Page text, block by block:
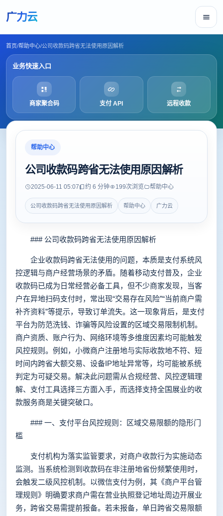
广力云
首页/帮助中心/公司收款码跨省无法使用原因解析
业务快速入口
商家聚合码 支付 API 远程收款
帮助中心
公司收款码跨省无法使用原因解析
2025-06-11 05:07 约 6 分钟 199次浏览 帮助中心
公司收款码跨省无法使用原因解析 帮助中心 广力云
### 公司收款码跨省无法使用原因解析
企业收款码跨省无法使用的问题，本质是支付系统风
控逻辑与商户经营场景的矛盾。随着移动支付普及，企业
收款码已成为日常经营必备工具，但不少商家发现，当客
户在异地扫码支付时，常出现“交易存在风险”“当前商户需
补齐资料”等提示，导致订单流失。这一现象背后，是支付
平台为防范洗钱、诈骗等风险设置的区域交易限制机制。
商户资质、账户行为、网络环境等多维度因素均可能触发
风控规则。例如，小微商户注册地与实际收款地不符、短
时间内跨省大额交易、设备IP地址异常等，均可能被系统
判定为可疑交易。解决此问题需从合规经营、风控逻辑理
解、支付工具选择三方面入手，而选择支持全国展业的收
款服务商是关键突破口。
### 一、支付平台风控规则：区域交易限额的隐形门
槛
支付机构为落实监管要求，对商户收款行为实施动态
监测。当系统检测到收款码在非注册地省份频繁使用时，
会触发二级风控机制。以微信支付为例，其《商户平台管
理规则》明确要求商户需在营业执照登记地址周边开展业
务，跨省交易需提前报备。若未报备，单日跨省交易限额